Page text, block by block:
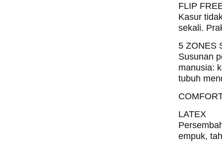
FLIP
Kasur
sekali.
5 ZONES
Susunan
manusia:
tubuh
LATEX
empuk,